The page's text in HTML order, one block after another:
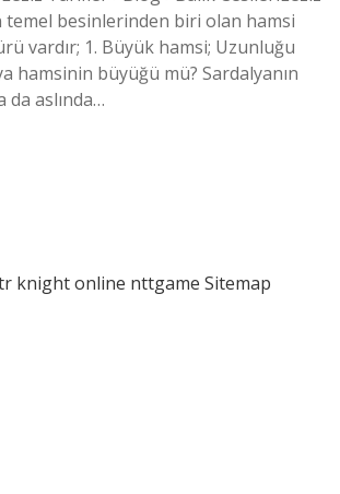
temel besinlerinden biri olan hamsi
vardır; 1. Büyük hamsi; Uzunluğu
hamsinin büyüğü mü? Sardalyanın
da aslında…
knight online nttgame Sitemap